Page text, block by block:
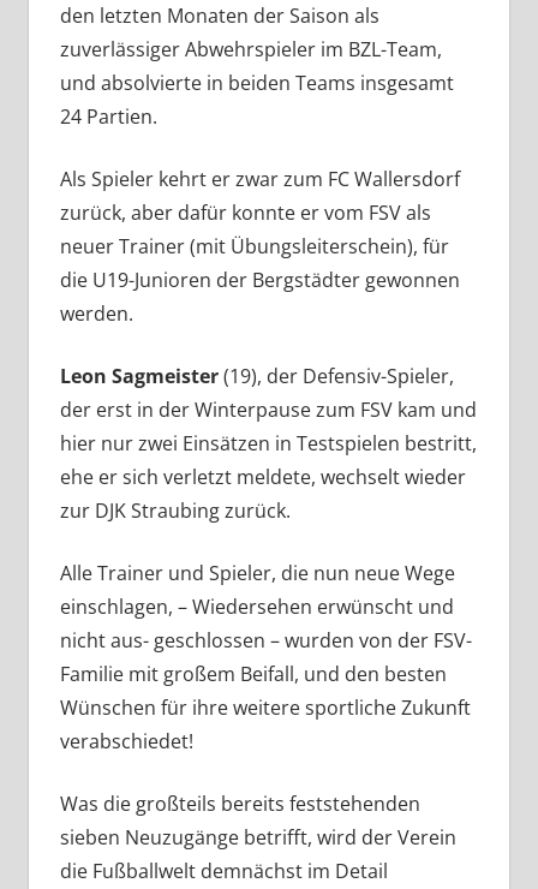
den letzten Monaten der Saison als
zuverlässiger Abwehrspieler im BZL-Team,
und absolvierte in beiden Teams insgesamt
24 Partien.
Als Spieler kehrt er zwar zum FC Wallersdorf
zurück, aber dafür konnte er vom FSV als
neuer Trainer (mit Übungsleiterschein), für
die U19-Junioren der Bergstädter gewonnen
werden.
Leon Sagmeister(19), der Defensiv-Spieler,
der erst in der Winterpause zum FSV kam und
hier nur zwei Einsätzen in Testspielen bestritt,
ehe er sich verletzt meldete, wechselt wieder
zur DJK Straubing zurück.
Alle Trainer und Spieler, die nun neue Wege
einschlagen, – Wiedersehen erwünscht und
nicht aus- geschlossen – wurden von der FSV-
Familie mit großem Beifall, und den besten
Wünschen für ihre weitere sportliche Zukunft
verabschiedet!
Was die großteils bereits feststehenden
sieben Neuzugänge betrifft, wird der Verein
die Fußballwelt demnächst im Detail